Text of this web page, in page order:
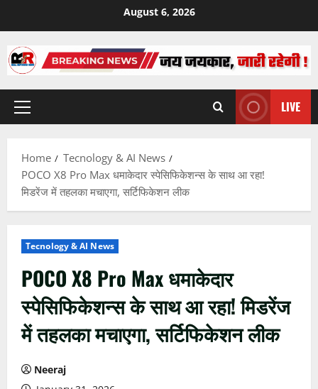
content
August 6, 2026
Primary
LIVE
Home
Tecnology & AI News
POCO X8 Pro Max धमाकेदार स्पेसिफिकेशन्स के साथ आ रहा!
मिडरेंज में तहलका मचाएगा, सर्टिफिकेशन लीक
Tecnology & AI News
POCO X8 Pro Max धमाकेदार
स्पेसिफिकेशन्स के साथ आ रहा! मिडरेंज
में तहलका मचाएगा, सर्टिफिकेशन लीक
Neeraj